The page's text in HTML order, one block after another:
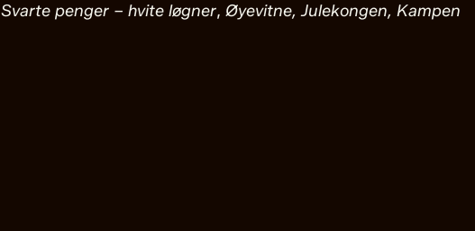
Svarte penger – hvite løgner, Øyevitne, Julekongen, Kampen